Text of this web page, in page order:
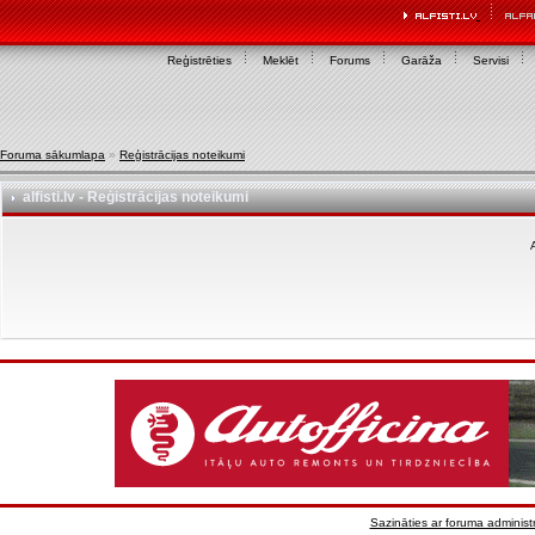
Reģistrēties Meklēt Forums Garāža Servisi
Foruma sākumlapa » Reģistrācijas noteikumi
alfisti.lv - Reģistrācijas noteikumi
Sazināties ar foruma